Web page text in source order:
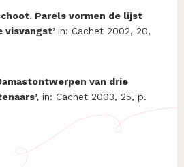
Parels vormen de lijst
visvangst’ in: Cachet 2002, 20,
van drie
in: Cachet 2003, 25, p.